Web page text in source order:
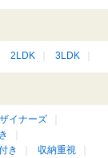
2LDK 3LDK
イナーズ
き
収納重視